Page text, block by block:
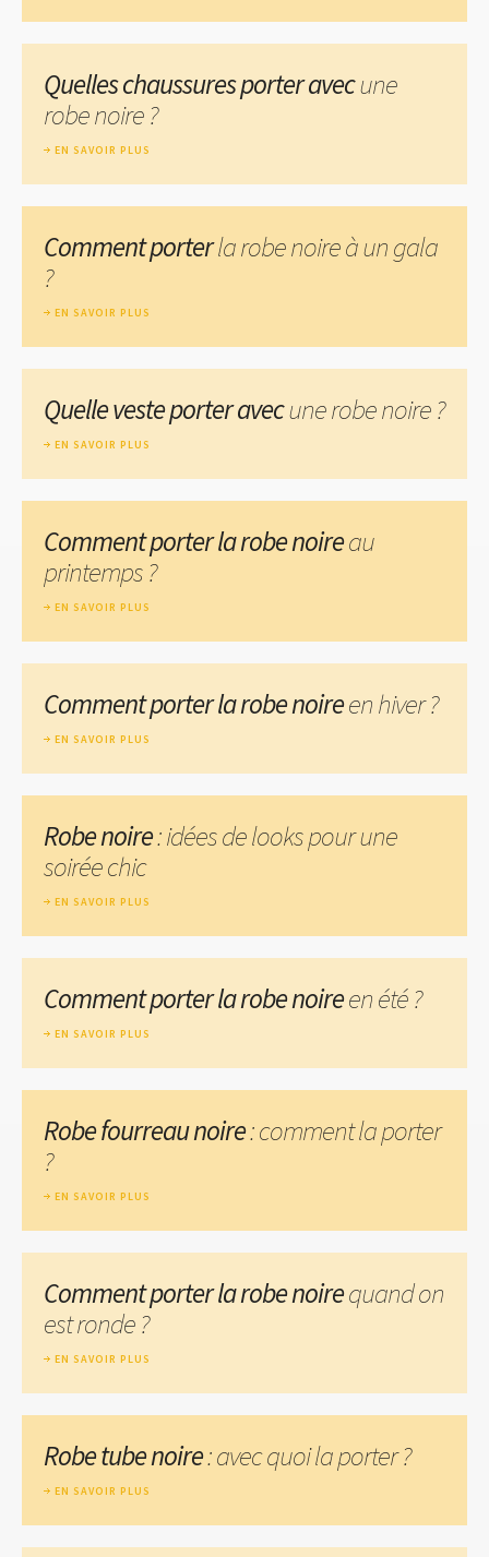
Quelles chaussures porter avecune
robe noire ?
EN SAVOIR PLUS
Comment porterla robe noire à un gala
?
EN SAVOIR PLUS
Quelle veste porter avecune robe noire ?
EN SAVOIR PLUS
Comment porter la robe noireau
printemps ?
EN SAVOIR PLUS
Comment porter la robe noireen hiver ?
EN SAVOIR PLUS
Robe noire: idées de looks pour une
soirée chic
EN SAVOIR PLUS
Comment porter la robe noireen été ?
EN SAVOIR PLUS
Robe fourreau noire: comment la porter
?
EN SAVOIR PLUS
Comment porter la robe noirequand on
est ronde ?
EN SAVOIR PLUS
Robe tube noire: avec quoi la porter ?
EN SAVOIR PLUS